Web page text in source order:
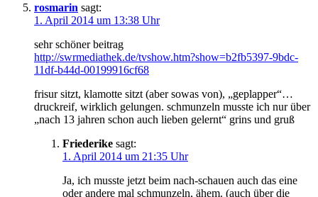
rosmarin sagt:
1. April 2014 um 13:38 Uhr
sehr schöner beitrag
http://swrmediathek.de/tvshow.htm?show=b2fb5397-9bdc-
11df-b44d-00199916cf68
frisur sitzt, klamotte sitzt (aber sowas von), „geplapper“…
druckreif, wirklich gelungen. schmunzeln musste ich nur über
„nach 13 jahren schon auch lieben gelernt“ grins und gruß
Friederike sagt:
1. April 2014 um 21:35 Uhr
Ja, ich musste jetzt beim nach-schauen auch das eine
oder andere mal schmunzeln, ähem. (auch über die